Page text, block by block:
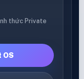
thức Private
OS